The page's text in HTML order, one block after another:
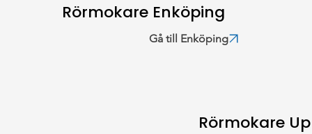
Gå till Enköping
Rörmokare Enköping
Rörmokare